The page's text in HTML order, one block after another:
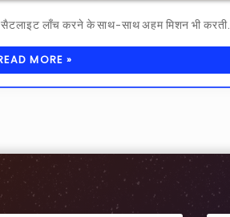
सैटलाइट लाँच करने के साथ-साथ अहम मिशन भी करती…
MORE »